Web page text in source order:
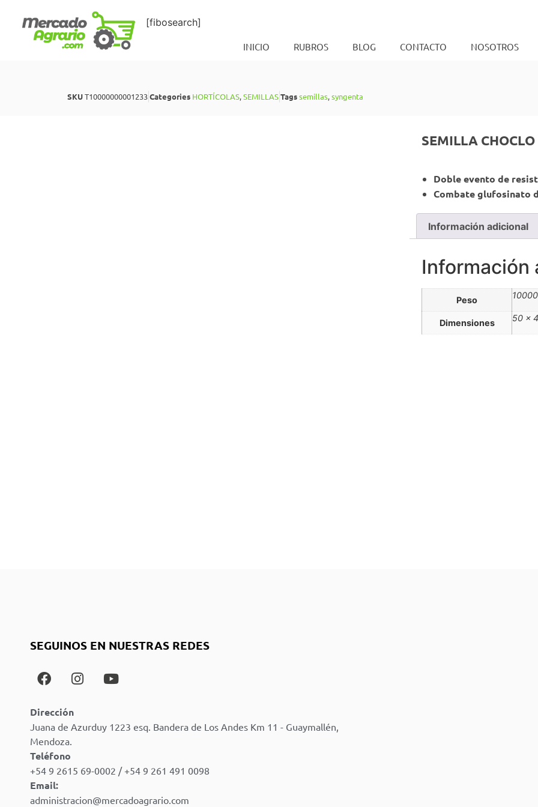
[fibosearch]
INICIO RUBROS BLOG CONTACTO NOSOTROS
SKUT10000000001233Categories HORTÍCOLAS,SEMILLASTagssemillas,syngenta
SEMILLA
Doble evento de
Combate glufosinato
Información adicional
Información
Peso
Dimensiones 50 ×
SEGUINOS EN NUESTRAS REDES
Dirección
Juana de Azurduy 1223 esq. Bandera de Los Andes Km 11 - Guaymallén,
Mendoza.
Teléfono
+54 9 2615 69-0002 / +54 9 261 491 0098
Email:
administracion@mercadoagrario.com